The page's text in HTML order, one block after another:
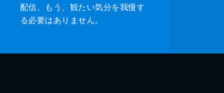
配信。もう、観たい気分を我慢す
る必要はありません。